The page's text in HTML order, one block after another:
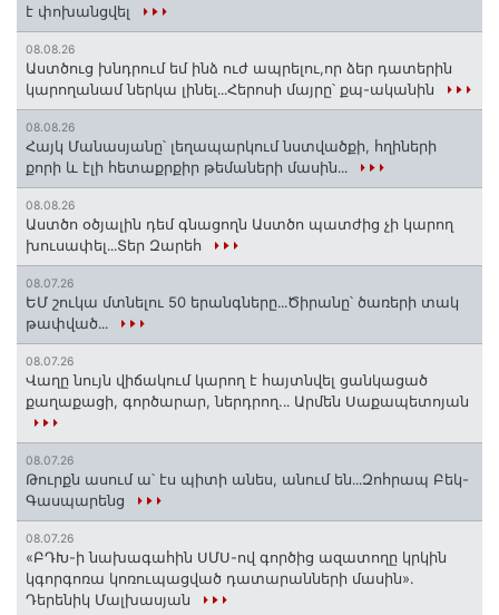
է փոխանցվել
08.08.26
Աստծուց խնդրում եմ ինձ ուժ ապրելու,որ ձեր դատերին
կարողանամ ներկա լինել․․․Հերոսի մայրը՝ քպ-ականին
08.08.26
Հայկ Մանասյանը՝ լեղապարկում նստվածքի, հղիների
քորի և էլի հետաքրքիր թեմաների մասին․․․
08.08.26
Աստծո օծյալին դեմ գնացողն Աստծո պատժից չի կարող
խուսափել․․․Տեր Զարեհ
08.07.26
ԵՄ շուկա մտնելու 50 երանգները․․․Ծիրանը՝ ծառերի տակ
թափված․․․
08.07.26
Վաղը նույն վիճակում կարող է հայտնվել ցանկացած
քաղաքացի, գործարար, ներդրող.․․ Արմեն Սաքապետոյան
08.07.26
Թուրքն ասում ա՝ էս պիտի անես, անում են․․․Զոհրապ Բեկ-
Գասպարենց
08.07.26
«ԲԴԽ-ի նախագահին ՍՄՍ-ով գործից ազատողը կրկին
կգորգոռա կոռուպացված դատարանների մասին».
Դերենիկ Մալխասյան